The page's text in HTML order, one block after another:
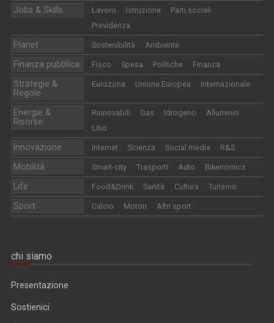
Jobs & Skills Lavoro Istruzione
Parti sociali
Previdenza
Planet Sostenibilità Ambiente
Finanza pubblica Fisco Spesa Politiche Finanza
Strategie &
Regole
Eurozona Unione Europea Internazionale
Energie &
Risorse
Rinnovabili Gas Idrogeno
Alluminio
Litio
Innovazione Internet Scienza Social media R&S
Mobilità Smart-city Trasporti Auto Bikenomics
Life Food&Drink Sanità Cultura Turismo
Sport Calcio Motori Altri sport
chi siamo
Presentazione
Sostienici